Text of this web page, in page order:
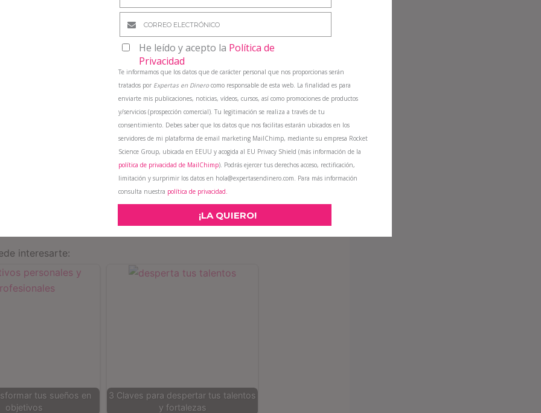
este video? ¡Dejame tu comentario! Y, si querés, contame sobre qué
te gustaría que comparta.
interesarte:
tus sueños en
objetivos
3 Claves para despertar tus talentos
y fortalezas
¡LA QUIERO!
He leído y acepto la Política de
Privacidad
Te informamos que los datos que de carácter personal que nos proporcionas serán
tratados por Expertas en Dinerocomo responsable de esta web. La finalidad es para
enviarte mis publicaciones, noticias, vídeos, cursos, así como promociones de productos
y/servicios (prospección comercial). Tu legitimación se realiza a través de tu
consentimiento. Debes saber que los datos que nos facilitas estarán ubicados en los
servidores de mi plataforma de email marketing MailChimp, mediante su empresa Rocket
Science Group, ubicada en EEUU y acogida al EU Privacy Shield (más información de la
política de privacidad de MailChimp). Podrás ejercer tus derechos acceso, rectificación,
limitación y surprimir los datos en hola@expertasendinero.com. Para más información
consulta nuestra política de privacidad.